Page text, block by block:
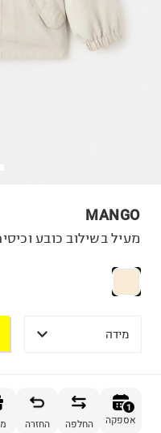
MANGO
מעיל בשילוב כובע
מידה
1
אספקה החלפה החזרה